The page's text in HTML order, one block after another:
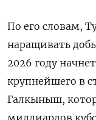
По его словам,
наращивать
2026 году
крупнейшего в
Галкыныш,
миллиардов